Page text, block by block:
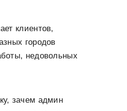
клиентов,
городов
недовольных
зачем админ